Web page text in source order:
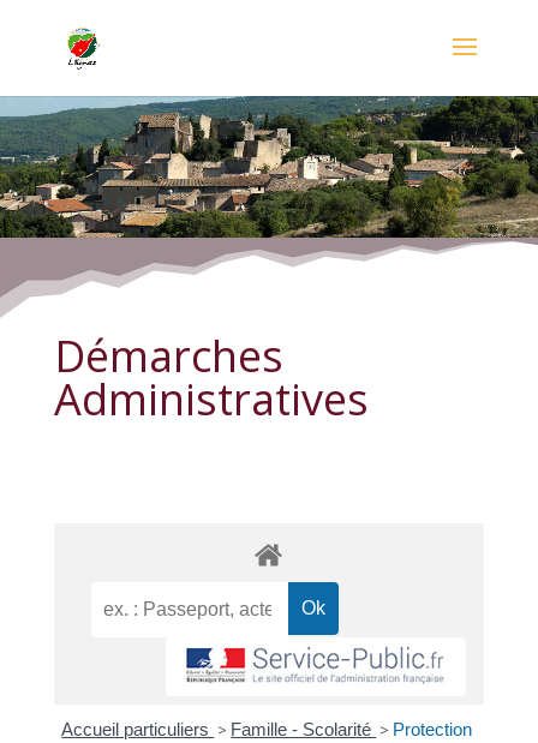
Démarches Administratives
Démarches
Administratives
Accueil particuliers > Famille - Scolarité > Protection